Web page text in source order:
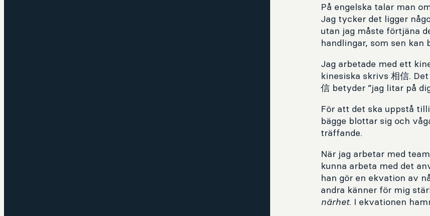
På engelska talar man
Jag tycker det ligger
utan jag måste förtjäna
handlingar, som sen
Jag arbetade med ett
kinesiska skrivs 相信.
信 betyder ”jag litar på
För att det ska uppstå
bägge blottar sig och
träffande.
När jag arbetar med
kunna arbeta med det
han gör en ekvation av
andra känner för mig
närhet. I ekvationen